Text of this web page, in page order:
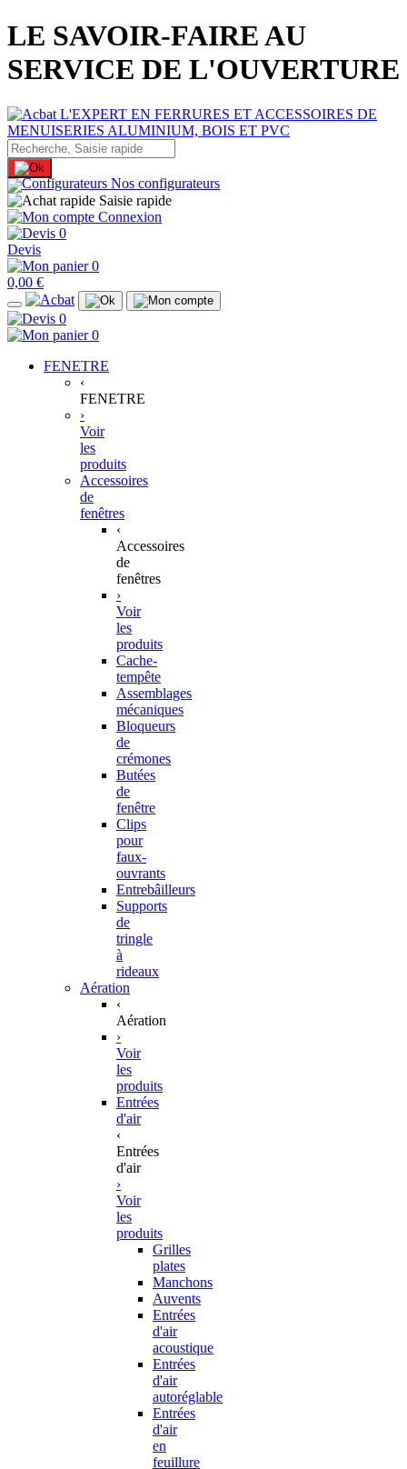
LE SAVOIR-FAIRE AU
SERVICE DE L'OUVERTURE
Nos configurateurs
Saisie rapide
Connexion
0
Devis
0
0,00 €
0
0
FENETRE
‹
FENETRE
›
Voir
les
produits
Accessoires
de
fenêtres
‹
Accessoires
de
fenêtres
›
Voir
les
produits
Cache-
tempête
Assemblages
mécaniques
Bloqueurs
de
crémones
Butées
de
fenêtre
Clips
pour
faux-
ouvrants
Entrebâilleurs
Supports
de
tringle
à
rideaux
Aération
‹
Aération
›
Voir
les
produits
Entrées
d'air
‹
Entrées
d'air
›
Voir
les
produits
Grilles
plates
Manchons
Auvents
Entrées
d'air
acoustique
Entrées
d'air
autoréglable
Entrées
d'air
en
feuillure